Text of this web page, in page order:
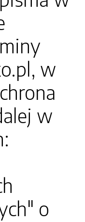
w
w
o